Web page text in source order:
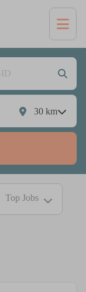
30 km
Top Jobs